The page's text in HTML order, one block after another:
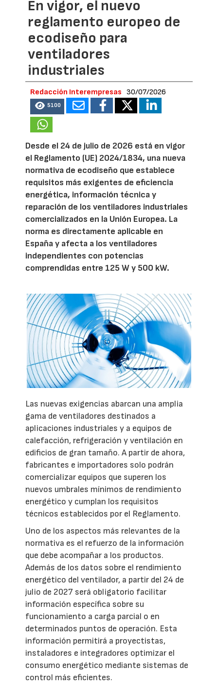
En vigor, el nuevo
reglamento europeo de
ecodiseño para
ventiladores
industriales
Redacción Interempresas 30/07/2026
5100
Desde el 24 de julio de 2026 está en vigor
el Reglamento (UE) 2024/1834, una nueva
normativa de ecodiseño que establece
requisitos más exigentes de eficiencia
energética, información técnica y
reparación de los ventiladores industriales
comercializados en la Unión Europea. La
norma es directamente aplicable en
España y afecta a los ventiladores
independientes con potencias
comprendidas entre 125 W y 500 kW.
Las nuevas exigencias abarcan una amplia
gama de ventiladores destinados a
aplicaciones industriales y a equipos de
calefacción, refrigeración y ventilación en
edificios de gran tamaño. A partir de ahora,
fabricantes e importadores solo podrán
comercializar equipos que superen los
nuevos umbrales mínimos de rendimiento
energético y cumplan los requisitos
técnicos establecidos por el Reglamento.
Uno de los aspectos más relevantes de la
normativa es el refuerzo de la información
que debe acompañar a los productos.
Además de los datos sobre el rendimiento
energético del ventilador, a partir del 24 de
julio de 2027 será obligatorio facilitar
información específica sobre su
funcionamiento a carga parcial o en
determinados puntos de operación. Esta
información permitirá a proyectistas,
instaladores e integradores optimizar el
consumo energético mediante sistemas de
control más eficientes.